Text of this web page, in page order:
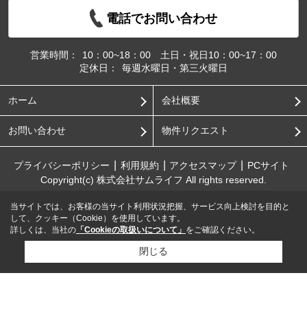
電話でお問い合わせ
営業時間：
10：00~18：00 土日・祝日10：00~17：00
定休日：
毎週水曜日・第三火曜日
ホーム 会社概要
お問い合わせ 物件リクエスト
プライバシーポリシー 利用規約 アクセスマップ
PCサイト
Copyright(c) 株式会社サムライフ All rights reserved.
当サイトでは、お客様の当サイト利用状況把握、サービス向上検討を目的と
して、クッキー（Cookie）を使用しています。
詳しくは、当社の 「Cookieの取扱いについて」 をご確認ください。
閉じる